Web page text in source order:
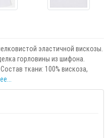
эластичной вискозы.
горловины из шифона.
ткани: 100% вискоза,